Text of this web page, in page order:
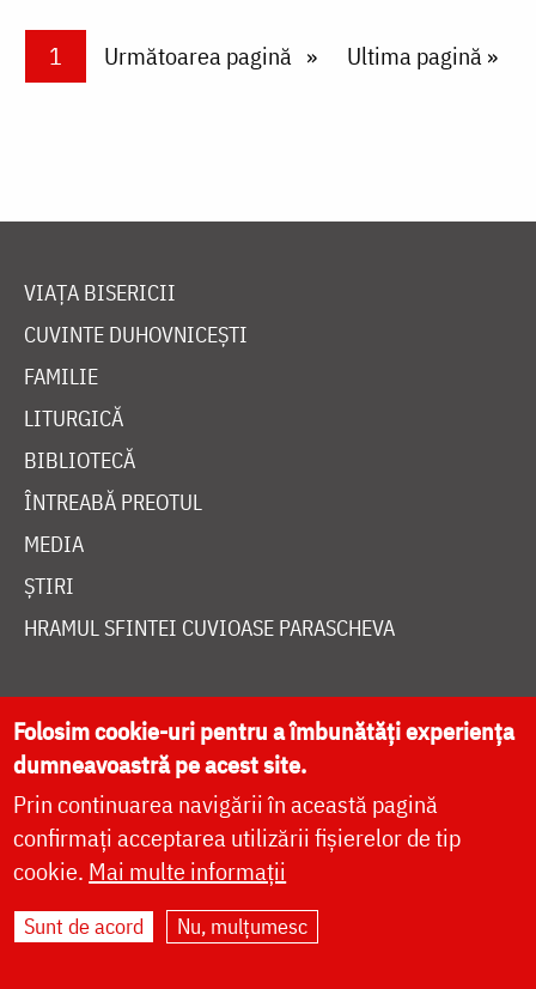
PaginareCurrent page
1 Next page
Următoarea pagină Last page
Ultima pagină »
VIAȚA BISERICII
CUVINTE DUHOVNICEȘTI
FAMILIE
LITURGICĂ
BIBLIOTECĂ
ÎNTREABĂ PREOTUL
MEDIA
ȘTIRI
HRAMUL SFINTEI CUVIOASE PARASCHEVA
PĂRINȚI DUHOVNICEȘTI
MAICI CU VIAȚĂ DUHOVNICEASCĂ
TEMATICĂ
SINAXAR ALFABETIC
MĂNĂSTIRI ȘI BISERICI
Folosim cookie-uri pentru a îmbunătăți experiența
dumneavoastră pe acest site.
Prin continuarea navigării în această pagină
confirmați acceptarea utilizării fișierelor de tip
cookie. Mai multe informații
Sunt de acord Nu, mulțumesc